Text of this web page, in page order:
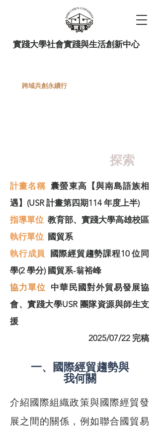
實踐大學社會實踐與生活創新中心
跨域共創永續行
探索
計畫名稱 囊螢東高【與南島語族相
遇】(USR 計畫第四期114 年度上半)
指導單位 教育部、實踐大學高雄校區
​執行單位 國貿系
執行成員
國際經貿趨勢課程10 位同
學(2 學分) 國貿系-翁裕峰
協力單位 中華民國對外貿易發展協
會、實踐大學USR 團隊資源與師生支
援
2025/07/22 完稿
一、國際經貿趨勢與
我何關
介紹國際組織政策與國際經貿發
展之間的關係，例如聯合國貿易